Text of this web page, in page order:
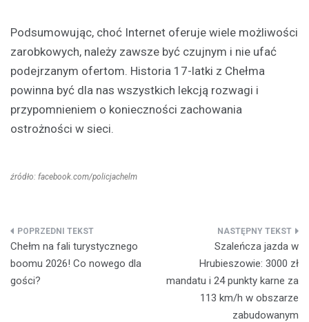
Podsumowując, choć Internet oferuje wiele możliwości
zarobkowych, należy zawsze być czujnym i nie ufać
podejrzanym ofertom. Historia 17-latki z Chełma
powinna być dla nas wszystkich lekcją rozwagi i
przypomnieniem o konieczności zachowania
ostrożności w sieci.
źródło: facebook.com/policjachelm
Nawigacja
wpisu
Chełm na fali turystycznego
boomu 2026! Co nowego dla
gości?
Szaleńcza jazda w
Hrubieszowie: 3000 zł
mandatu i 24 punkty karne za
113 km/h w obszarze
zabudowanym